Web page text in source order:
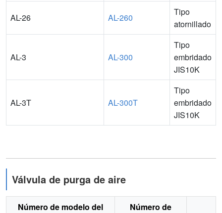
AL-26 AL-260
Tipo
atornillado
AL-3 AL-300
Tipo
embridado
JIS10K
AL-3T AL-300T
Tipo
embridado
JIS10K
Válvula de purga de aire
Número de modelo del
Número de